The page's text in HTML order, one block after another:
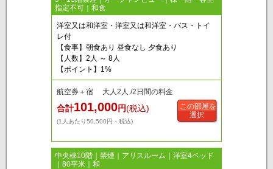
指定不可｜和食
洋室又は和洋室・洋室又は和洋室・バス・トイ
レ付
【食事】朝食あり 昼食なし 夕食あり
【人数】2人 ～ 8人
【ポイント】1%
航空券＋宿 大人2人 /2日間の料金
合計101,000円(税込)
(1人あたり50,500円・税込)
この部屋を
選択
中央棟10階｜禁煙｜アリスルーム｜洋室4ベッド
｜80平米｜和